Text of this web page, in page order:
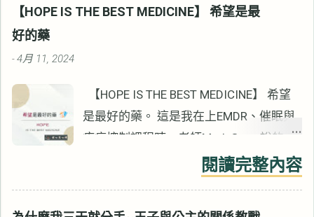
【HOPE IS THE BEST MEDICINE】 希望是最
好的藥
-4月 11, 2024
【HOPE IS THE BEST MEDICINE】 希望
是最好的藥。 這是我在上EMDR、催眠與
疼痛控制課程時，老師Mark Grant說的
話。 看起來像是雞湯語錄，卻是心理治療
重要的治療元素。 這十幾年來的諮商生
閱讀完整內容